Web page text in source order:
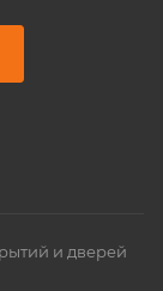
и дверей